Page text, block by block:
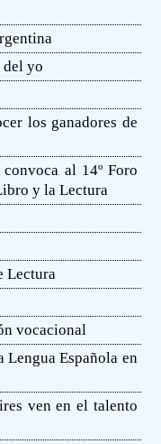
del yo
los ganadores de
al 14º Foro
y la Lectura
Lectura
vocacional
Lengua Española en
ven en el talento